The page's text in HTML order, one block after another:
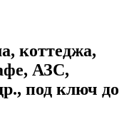
коттеджа,
АЗС,
под ключ до